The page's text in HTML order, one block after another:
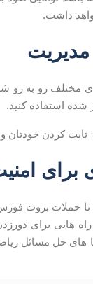
داشت.
مدیریت
مختلف رو به
شده استفاده کنید.
ثابت کردن
برای
هایی برای
های حل مسائل